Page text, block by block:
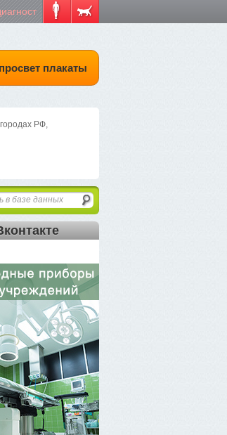
плакаты
РФ,